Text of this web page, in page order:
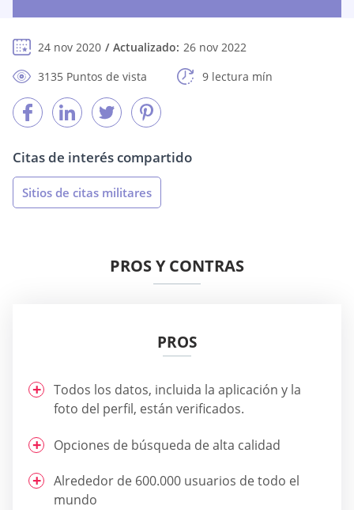
24 nov 2020 Actualizado: 26 nov 2022
3135 Puntos de vista
9 lectura mín
Citas de interés compartido
Sitios de citas militares
PROS Y CONTRAS
PROS
Todos los datos, incluida la aplicación y la
foto del perfil, están verificados.
Opciones de búsqueda de alta calidad
Alrededor de 600.000 usuarios de todo el
mundo